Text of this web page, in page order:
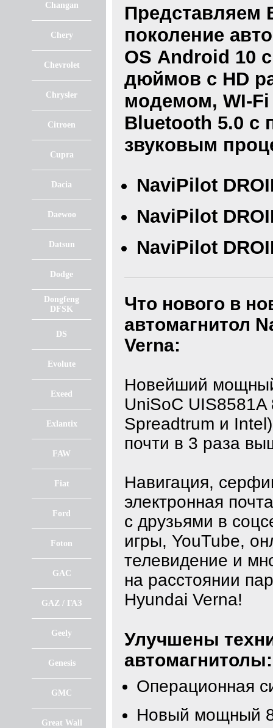
Changan
Chery
Chevrolet
Chrysler
Citroen
Cupra
Dacia
Daewoo
Datsun
Dodge
Dongfeng
DFSK
DS
Evolute
Exeed
Exlantix
FAW
Fiat
Ford
Foton
GAC
GAZ / ГАЗ
Geely
Genesis
GMC
Great Wall
поколение
OS Android 10
дюймов с HD
модемом, WI-Fi
Bluetooth 5.0 с
звуковым
NaviPilot
NaviPilot
NaviPilot
Что нового в
автомагнитол
Verna:
Новейший
UniSoC UIS8581A
Spreadtrum и
почти в 3 раза
Навигация,
электронная
с друзьями в
игры, YouTube,
телевидение и
на расстоянии
Hyundai Verna!
Улучшены
автомагнитолы:
Операционная
Новый мощный